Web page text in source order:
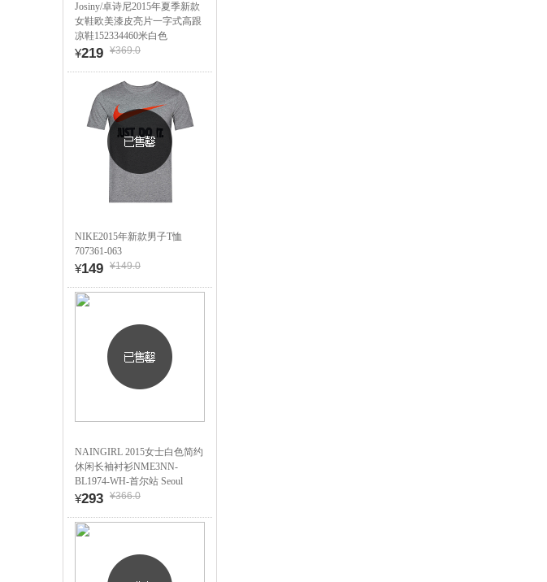
Josiny/卓诗尼2015年夏季新款
女鞋欧美漆皮亮片一字式高跟
凉鞋152334460米白色
¥219 ¥369.0
NIKE2015年新款男子T恤
707361-063
¥149 ¥149.0
NAINGIRL 2015女士白色简约
休闲长袖衬衫NME3NN-
BL1974-WH-首尔站 Seoul
¥293 ¥366.0